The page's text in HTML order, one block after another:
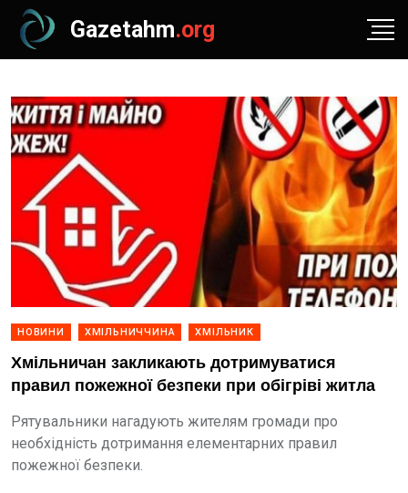
Gazetahm.org
НОВИНИ ХМІЛЬНИЧЧИНА ХМІЛЬНИК
Хмільничан закликають дотримуватися
правил пожежної безпеки при обігріві житла
Рятувальники нагадують жителям громади про
необхідність дотримання елементарних правил
пожежної безпеки.